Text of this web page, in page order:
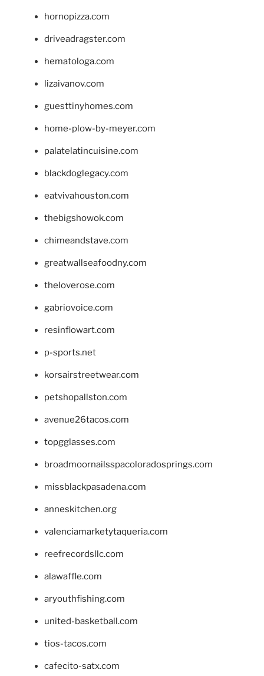
hornopizza.com
driveadragster.com
hematologa.com
lizaivanov.com
guesttinyhomes.com
home-plow-by-meyer.com
palatelatincuisine.com
blackdoglegacy.com
eatvivahouston.com
thebigshowok.com
chimeandstave.com
greatwallseafoodny.com
theloverose.com
gabriovoice.com
resinflowart.com
p-sports.net
korsairstreetwear.com
petshopallston.com
avenue26tacos.com
topgglasses.com
broadmoornailsspacoloradosprings.com
missblackpasadena.com
anneskitchen.org
valenciamarketytaqueria.com
reefrecordsllc.com
alawaffle.com
aryouthfishing.com
united-basketball.com
tios-tacos.com
cafecito-satx.com